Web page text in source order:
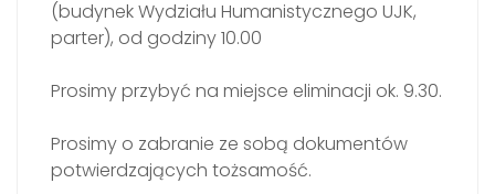
(budynek Wydziału Humanistycznego UJK,
parter), od godziny 10.00
Prosimy przybyć na miejsce eliminacji ok. 9.30.
Prosimy o zabranie ze sobą dokumentów
potwierdzających tożsamość.